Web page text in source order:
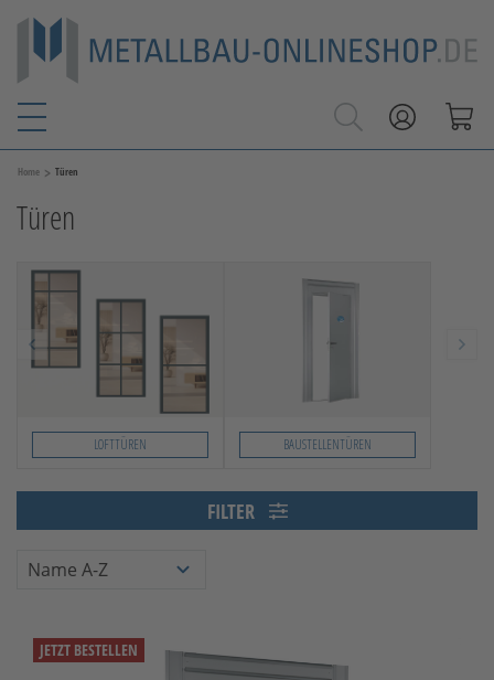
Home > Türen
Türen
LOFTTÜREN BAUSTELLENTÜREN
FILTER
JETZT BESTELLEN